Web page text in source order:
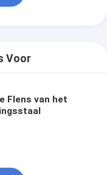
Voor
Flens van het